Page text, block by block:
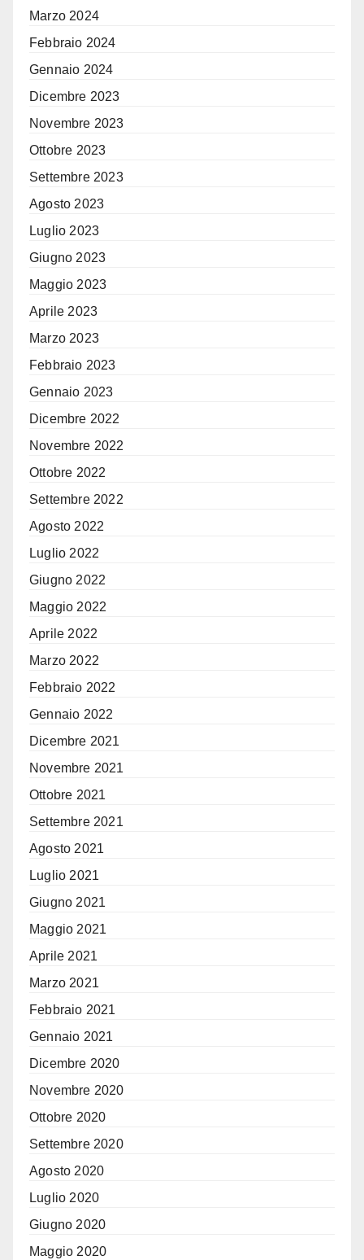
Marzo 2024
Febbraio 2024
Gennaio 2024
Dicembre 2023
Novembre 2023
Ottobre 2023
Settembre 2023
Agosto 2023
Luglio 2023
Giugno 2023
Maggio 2023
Aprile 2023
Marzo 2023
Febbraio 2023
Gennaio 2023
Dicembre 2022
Novembre 2022
Ottobre 2022
Settembre 2022
Agosto 2022
Luglio 2022
Giugno 2022
Maggio 2022
Aprile 2022
Marzo 2022
Febbraio 2022
Gennaio 2022
Dicembre 2021
Novembre 2021
Ottobre 2021
Settembre 2021
Agosto 2021
Luglio 2021
Giugno 2021
Maggio 2021
Aprile 2021
Marzo 2021
Febbraio 2021
Gennaio 2021
Dicembre 2020
Novembre 2020
Ottobre 2020
Settembre 2020
Agosto 2020
Luglio 2020
Giugno 2020
Maggio 2020